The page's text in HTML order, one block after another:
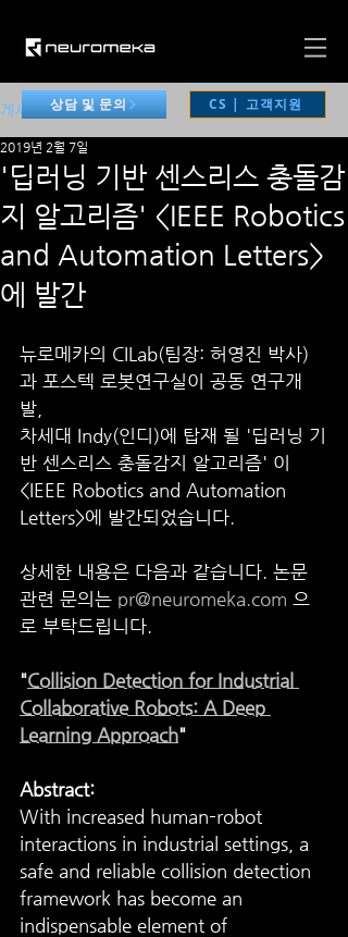
상담 및 문의 CS | 고객지원
게시물
'딥러닝 기반 센스리스 충돌감
지 알고리즘' <IEEE Robotics
and Automation Letters>
에 발간
2019년 2월 7일
뉴로메카의 CILab(팀장: 허영진 박사)
과 포스텍 로봇연구실이 공동 연구개
발,
차세대 Indy(인디)에 탑재 될 '딥러닝 기
반 센스리스 충돌감지 알고리즘' 이
<IEEE Robotics and Automation
Letters>에 발간되었습니다.
상세한 내용은 다음과 같습니다. 논문
관련 문의는 pr@neuromeka.com 으
로 부탁드립니다.
"Collision Detection for Industrial
Collaborative Robots: A Deep
Learning Approach"
Abstract:
With increased human–robot
interactions in industrial settings, a
safe and reliable collision detection
framework has become an
indispensable element of